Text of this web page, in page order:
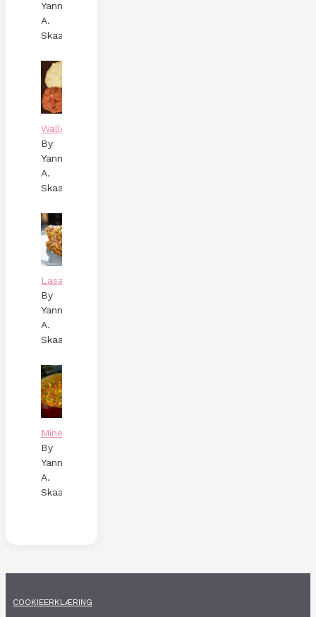
Yann
A.
Skaalen
Wallenbergare
By
Yann
A.
Skaalen
Lasagne
By
Yann
A.
Skaalen
Minestronesoppa
By
Yann
A.
Skaalen
COOKIEERKLÆRING